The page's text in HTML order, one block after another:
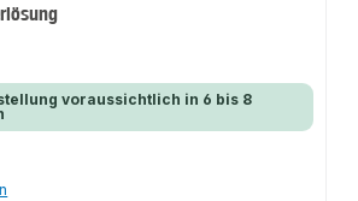
voraussichtlich in 6 bis 8